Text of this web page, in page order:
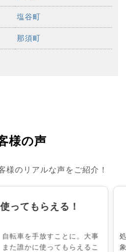
塩谷町
那須町
様の声
様のリアルな声をご紹介！
ってもらえる！
転車を手放すことに。大事
た誰かに使ってもらえるこ